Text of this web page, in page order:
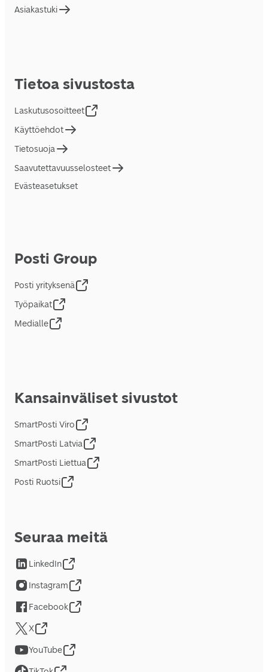
Asiakastuki
Tietoa sivustosta
Laskutusosoitteet
Käyttöehdot
Tietosuoja
Saavutettavuusselosteet
Evästeasetukset
Posti Group
Posti yrityksenä
Työpaikat
Medialle
Kansainväliset sivustot
SmartPosti Viro
SmartPosti Latvia
SmartPosti Liettua
Posti Ruotsi
Seuraa meitä
LinkedIn
Instagram
Facebook
X
YouTube